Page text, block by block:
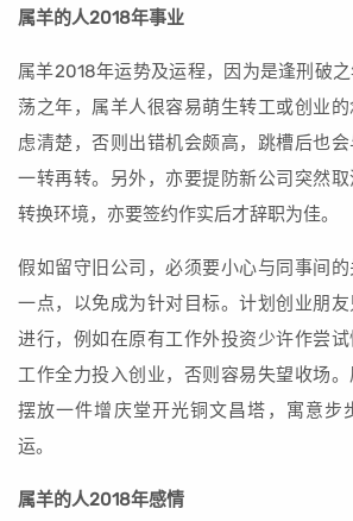
属羊的人2018年事业
属羊2018年运势及运程，因为是逢刑破
荡之年，属羊人很容易萌生转工或创业
虑清楚，否则出错机会颇高，跳槽后也
一转再转。另外，亦要提防新公司突然
转换环境，亦要签约作实后才辞职为佳。
假如留守旧公司，必须要小心与同事间
一点，以免成为针对目标。计划创业朋
进行，例如在原有工作外投资少许作尝
工作全力投入创业，否则容易失望收场
摆放一件增庆堂开光铜文昌塔，寓意步
运。
属羊的人2018年感情